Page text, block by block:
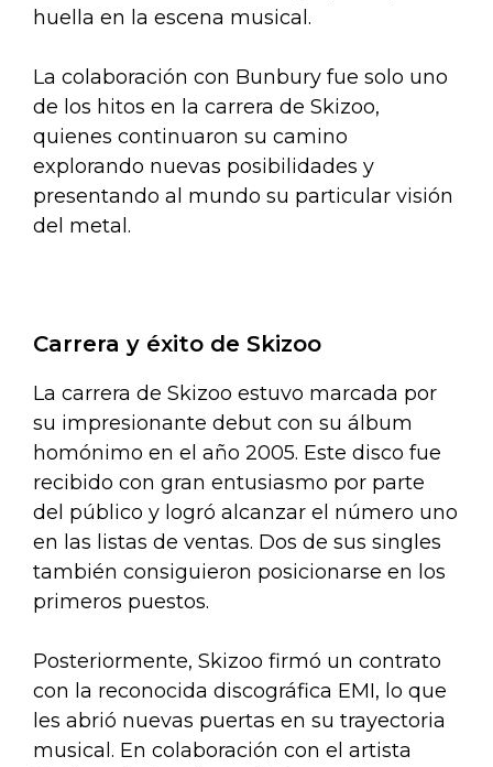
huella en la escena musical.
La colaboración con Bunbury fue solo uno
de los hitos en la carrera de Skizoo,
quienes continuaron su camino
explorando nuevas posibilidades y
presentando al mundo su particular visión
del metal.
Carrera y éxito de Skizoo
La carrera de Skizoo estuvo marcada por
su impresionante debut con su álbum
homónimo en el año 2005. Este disco fue
recibido con gran entusiasmo por parte
del público y logró alcanzar el número uno
en las listas de ventas. Dos de sus singles
también consiguieron posicionarse en los
primeros puestos.
Posteriormente, Skizoo firmó un contrato
con la reconocida discográfica EMI, lo que
les abrió nuevas puertas en su trayectoria
musical. En colaboración con el artista